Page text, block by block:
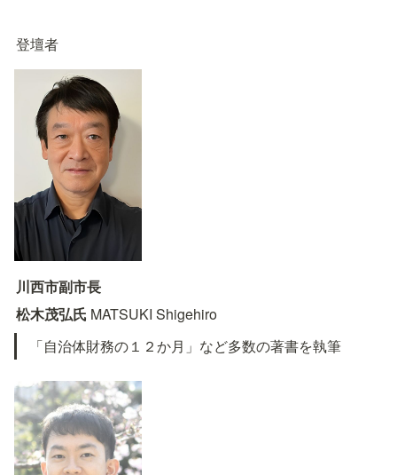
登壇者
川西市副市長
松木茂弘氏 MATSUKI Shigehiro
「自治体財務の１２か月」など多数の著書を執筆